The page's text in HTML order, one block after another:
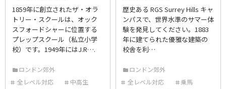
1859年に創立されたザ・オラ
トリー・スクールは、オック
スフォードシャーに位置する
プレップスクール（私立小学
校）です。1949年にはJ.R….
ロンドン郊外
全レベル対応
中高生
歴史ある RGS Surrey Hills キャ
ンパスで、世界水準のサマー体
験を発見してください。1883
年に建てられた優雅な建築の
校舎を利…
ロンドン郊外
全レベル対応
乗馬